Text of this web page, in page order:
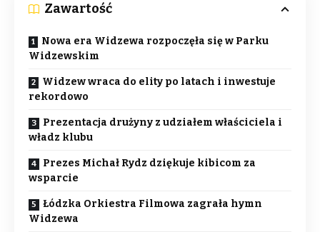
Zawartość
Nowa era Widzewa rozpoczęła się w Parku
Widzewskim
Widzew wraca do elity po latach i inwestuje
rekordowo
Prezentacja drużyny z udziałem właściciela i
władz klubu
Prezes Michał Rydz dziękuje kibicom za
wsparcie
Łódzka Orkiestra Filmowa zagrała hymn
Widzewa